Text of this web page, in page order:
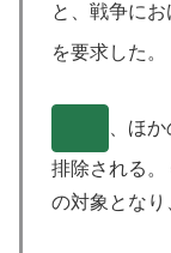
と、戦争に
を要求した。
、ほ
排除される
の対象となり